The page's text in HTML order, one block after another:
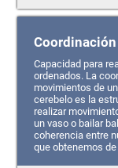
Coordinación
Capacidad para
ordenados. La
movimientos de
cerebelo es la
realizar
un vaso o bailar
coherencia entre
que obtenemos